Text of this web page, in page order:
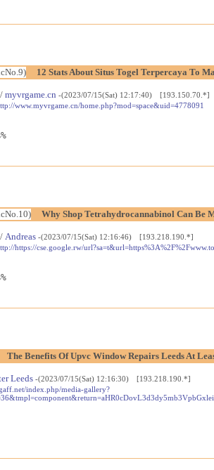
12 Stats About Situs Togel Terpercaya To
myvrgame.cn -(2023/07/15(Sat) 12:17:40) [193.150.70.*]
www.myvrgame.cn/home.php?mod=space&uid=4778091
Why Shop Tetrahydrocannabinol Can Be
Andreas -(2023/07/15(Sat) 12:16:46) [193.218.190.*]
https://cse.google.rw/
The Benefits Of Upvc Window Repairs Leeds At
Leeds -(2023/07/15(Sat) 12:16:30) [193.218.190.*]
index.php/media-gallery?